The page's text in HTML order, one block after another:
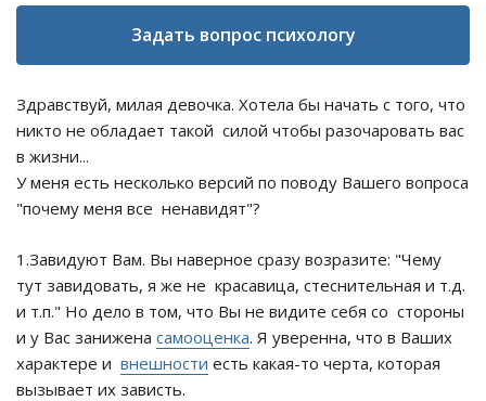
Задать вопрос психологу
Здравствуй, милая девочка. Хотела бы начать с того, что
никто не обладает такой силой чтобы разочаровать вас
в жизни...
У меня есть несколько версий по поводу Вашего вопроса
"почему меня все ненавидят"?
1.Завидуют Вам. Вы наверное сразу возразите: "Чему
тут завидовать, я же не красавица, стеснительная и т.д.
и т.п." Но дело в том, что Вы не видите себя со стороны
и у Вас занижена самооценка. Я уверенна, что в Ваших
характере и внешности есть какая-то черта, которая
вызывает их зависть.